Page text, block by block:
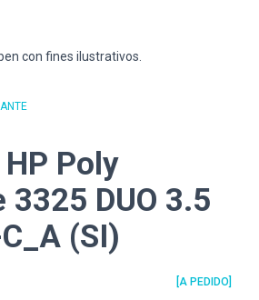
con fines ilustrativos.
Poly
DUO 3.5
(SI)
[A PEDIDO]